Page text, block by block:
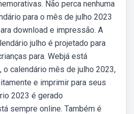
Não perca nenhuma
para o mês de julho 2023
download e impressão. A
julho é projetado para
para. Webjá está
calendário mês de julho 2023,
e imprimir para seus
2023 é gerado
sempre online. Também é